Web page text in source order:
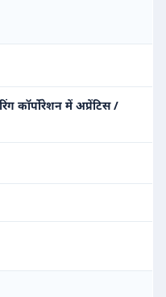
कॉर्पोरेशन में अप्रेंटिस /